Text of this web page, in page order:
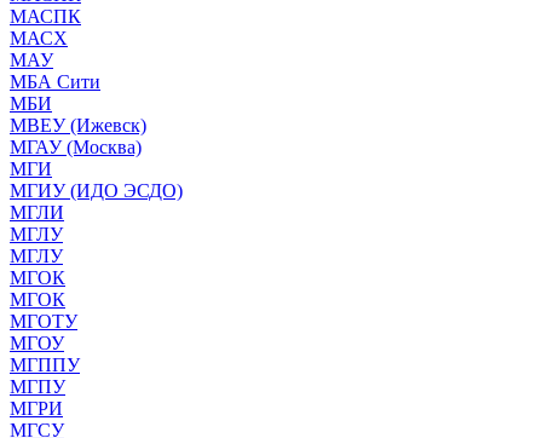
МАСПК
МАСХ
МАУ
МБА Сити
МБИ
МВЕУ (Ижевск)
МГАУ (Москва)
МГИ
МГИУ (ИДО ЭСДО)
МГЛИ
МГЛУ
МГЛУ
МГОК
МГОК
МГОТУ
МГОУ
МГППУ
МГПУ
МГРИ
МГСУ